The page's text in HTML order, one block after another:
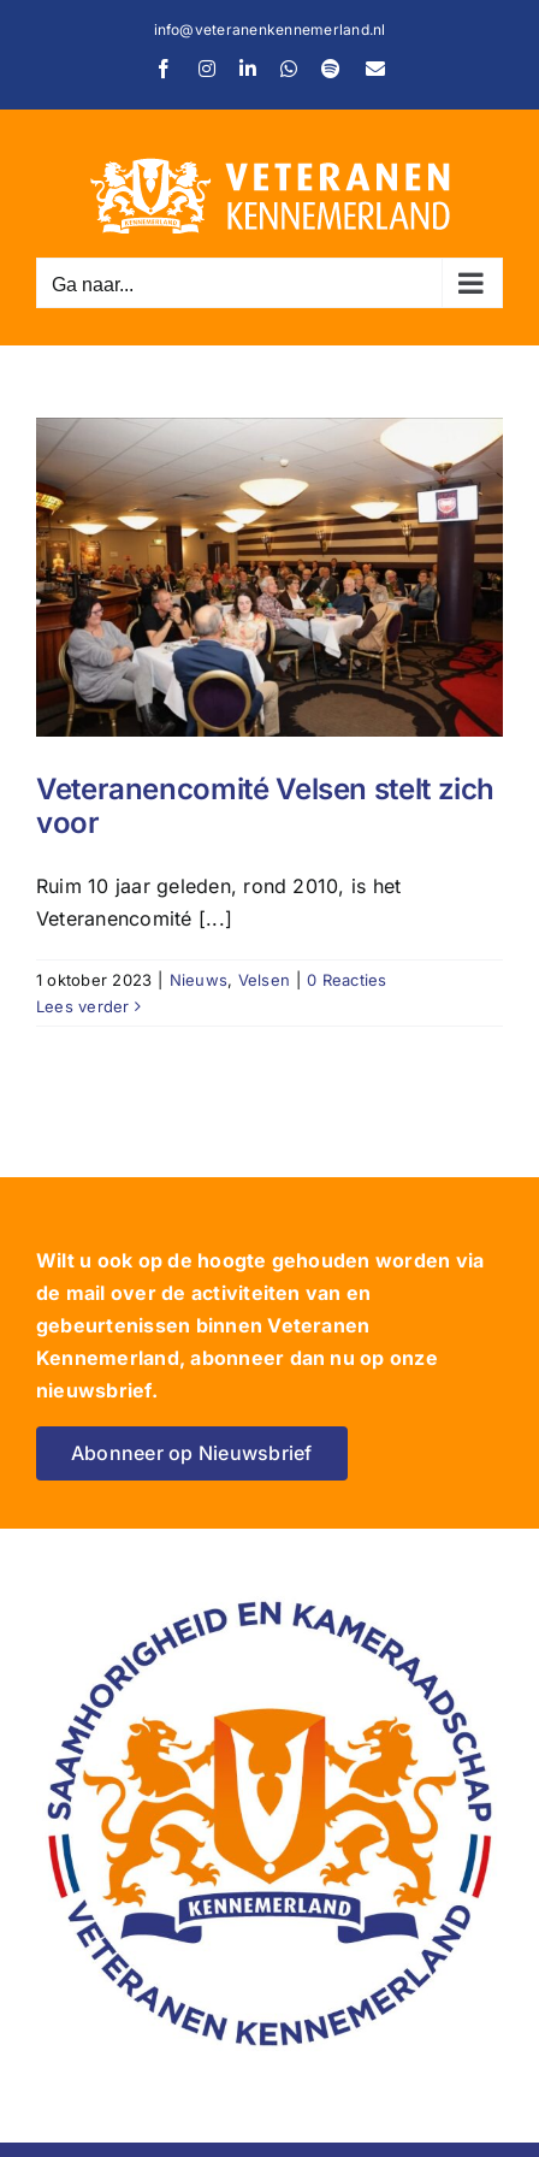
info@veteranenkennemerland.nl
FacebookInstagramLinkedInWhatsApp
SpotifyE-
Ga naar...
Veteranencomité Velsen stelt zich
voor
Ruim 10 jaar geleden, rond 2010, is het
Veteranencomité [...]
1 oktober 2023 Nieuws, Velsen
0 Reacties
Lees verder
Wilt u ook op de hoogte gehouden worden via
de mail over de activiteiten van en
gebeurtenissen binnen Veteranen
Kennemerland, abonneer dan nu op onze
nieuwsbrief.
Abonneer op Nieuwsbrief